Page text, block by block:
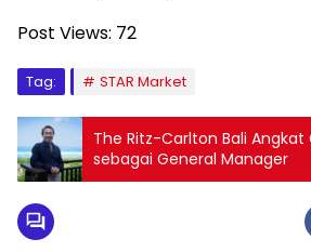
Post Views: 72
Tag: STAR Market
The Ritz-Carlton Bali Angkat
sebagai General Manager